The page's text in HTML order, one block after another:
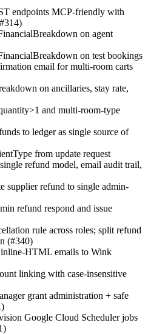
endpoints MCP-friendly with
on agent
on test bookings
email for multi-room carts
on ancillaries, stay rate,
and multi-room-type
to ledger as single source of
from update request
refund model, email audit trail,
supplier refund to single admin-
refund respond and issue
rule across roles; split refund
(#340)
HTML emails to Wink
linking with case-insensitive
grant administration + safe
Google Cloud Scheduler jobs